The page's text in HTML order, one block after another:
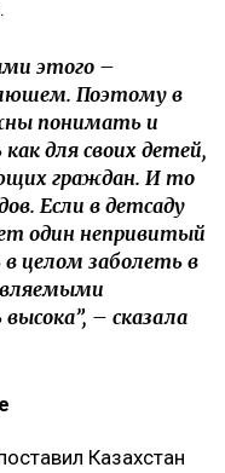
этого –
Поэтому в
понимать и
для своих детей,
граждан. И то
Если в детсаду
один непривитый
целом заболеть в
– сказала
Казахстан